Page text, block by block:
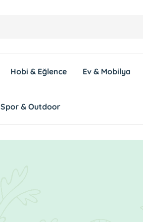
Hobi & Eğlence Ev & Mobilya
Spor & Outdoor